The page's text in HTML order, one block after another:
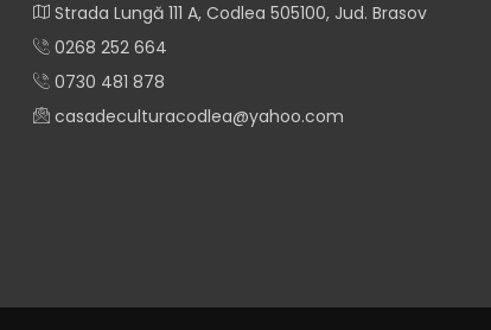
Strada Lungă 111 A, Codlea 505100, Jud. Brasov
0268 252 664
0730 481 878
casadeculturacodlea@yahoo.com